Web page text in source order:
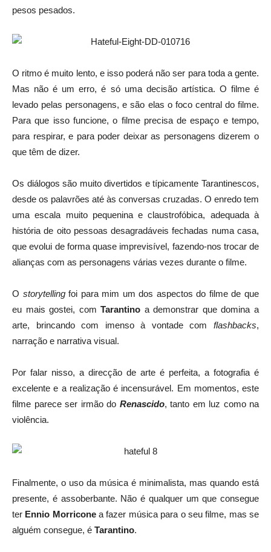
pesos pesados.
O ritmo é muito lento, e isso poderá não ser para toda a gente.
Mas não é um erro, é só uma decisão artística. O filme é
levado pelas personagens, e são elas o foco central do filme.
Para que isso funcione, o filme precisa de espaço e tempo,
para respirar, e para poder deixar as personagens dizerem o
que têm de dizer.
Os diálogos são muito divertidos e típicamente Tarantinescos,
desde os palavrões até às conversas cruzadas. O enredo tem
uma escala muito pequenina e claustrofóbica, adequada à
história de oito pessoas desagradáveis fechadas numa casa,
que evolui de forma quase imprevisível, fazendo-nos trocar de
alianças com as personagens várias vezes durante o filme.
O storytellingfoi para mim um dos aspectos do filme de que
eu mais gostei, comTarantino a demonstrar que domina a
arte, brincando com imenso à vontade com flashbacks,
narração e narrativa visual.
Por falar nisso, a direcção de arte é perfeita, a fotografia é
excelente e a realização é incensurável. Em momentos, este
filme parece ser irmão do Renascido, tanto em luz como na
violência.
Finalmente, o uso da música é minimalista, mas quando está
presente, é assoberbante. Não é qualquer um que consegue
ter Ennio Morriconea fazer música para o seu filme, mas se
alguém consegue, é Tarantino.